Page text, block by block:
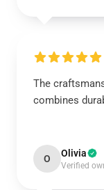
The
combines
O Olivia
Verified